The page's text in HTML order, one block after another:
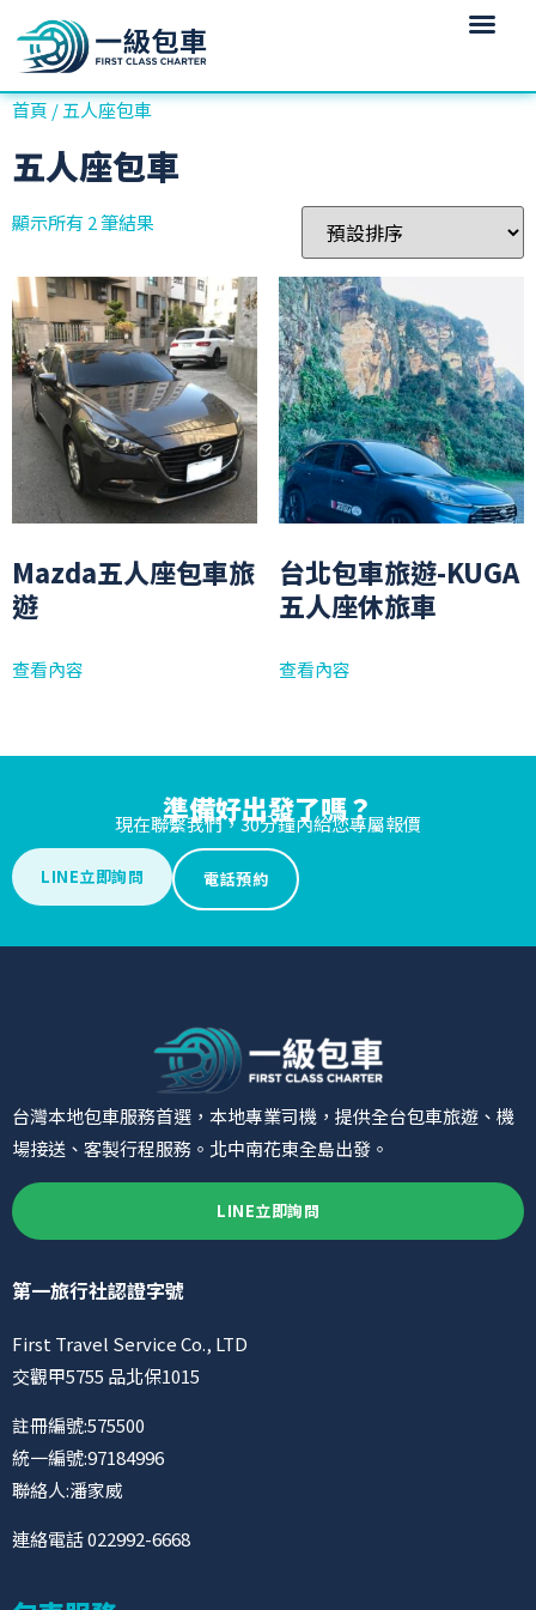
首頁 / 五人座包車
五人座包車
顯示所有 2 筆結果
Mazda五人座包車旅
遊
查看內容
台北包車旅遊-KUGA
五人座休旅車
查看內容
準備好出發了嗎？
現在聯繫我們，30分鐘內給您專屬報價
LINE立即詢問 電話預約
台灣本地包車服務首選，本地專業司機，提供全台包車旅遊、機
場接送、客製行程服務。北中南花東全島出發。
LINE立即詢問
第一旅行社認證字號
First Travel Service Co., LTD
交觀甲5755 品北保1015
註冊編號:575500
統一編號:97184996
聯絡人:潘家威
連絡電話 022992-6668